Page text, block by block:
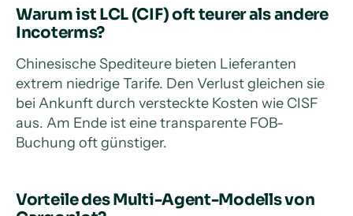
Warum ist LCL (CIF) oft teurer als andere
Incoterms?
Chinesische Spediteure bieten Lieferanten
extrem niedrige Tarife. Den Verlust gleichen sie
bei Ankunft durch versteckte Kosten wie CISF
aus. Am Ende ist eine transparente FOB-
Buchung oft günstiger.
Vorteile des Multi-Agent-Modells von